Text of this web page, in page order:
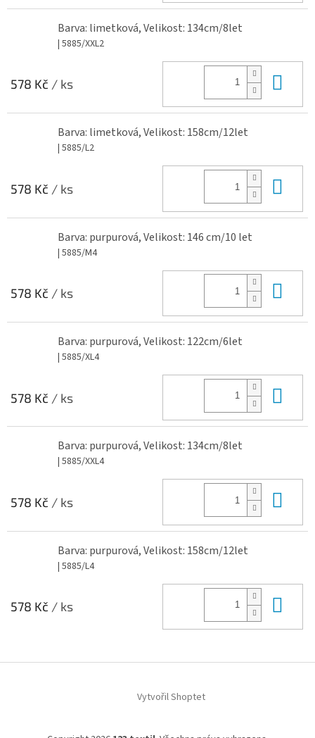
Barva: limetková, Velikost: 134cm/8let
| 5885/XXL2
578 Kč / ks
Barva: limetková, Velikost: 158cm/12let
| 5885/L2
578 Kč / ks
Barva: purpurová, Velikost: 146 cm/10 let
| 5885/M4
578 Kč / ks
Barva: purpurová, Velikost: 122cm/6let
| 5885/XL4
578 Kč / ks
Barva: purpurová, Velikost: 134cm/8let
| 5885/XXL4
578 Kč / ks
Barva: purpurová, Velikost: 158cm/12let
| 5885/L4
578 Kč / ks
Vytvořil Shoptet